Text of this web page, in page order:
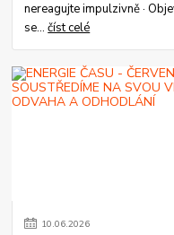
nereagujte impulzivně ·
se...číst celé
10.06.2026